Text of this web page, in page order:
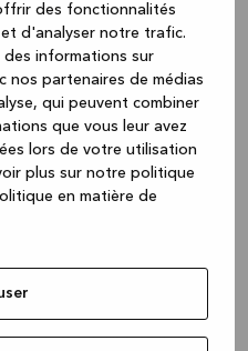
des fonctionnalités
d'analyser notre trafic.
informations sur
nos partenaires de médias
qui peuvent combiner
que vous leur avez
lors de votre utilisation
plus sur notre politique
en matière de
la récolte de
rentrez du
avons ce
pour tout
!
cuisine pour préparer de
qui suivent devraient
travail moderne et bien